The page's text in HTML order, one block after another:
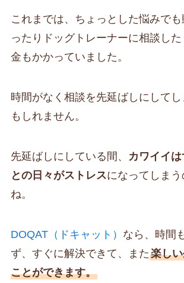
これまでは、ちょっとした悩みで
ったりドッグトレーナーに相談し
金もかかっていました。
時間がなく相談を先延ばしにして
もしれません。
先延ばしにしている間、
カワイイ
との日々がストレスになってしまう
ね。
DOQAT（ドキャット） なら、時間
ず、すぐに解決できて、また楽し
ことができます。